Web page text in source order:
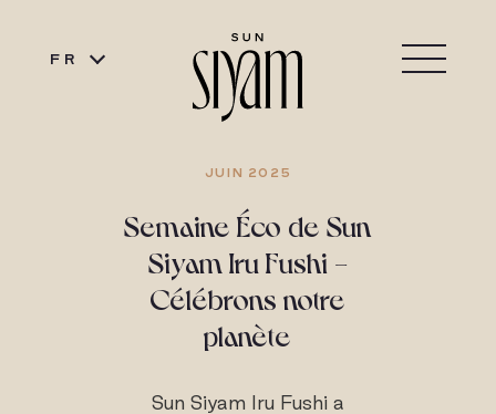
FR
JUIN 2025
Semaine Éco de Sun
Siyam Iru Fushi -
Célébrons notre
planète
Sun Siyam Iru Fushi a